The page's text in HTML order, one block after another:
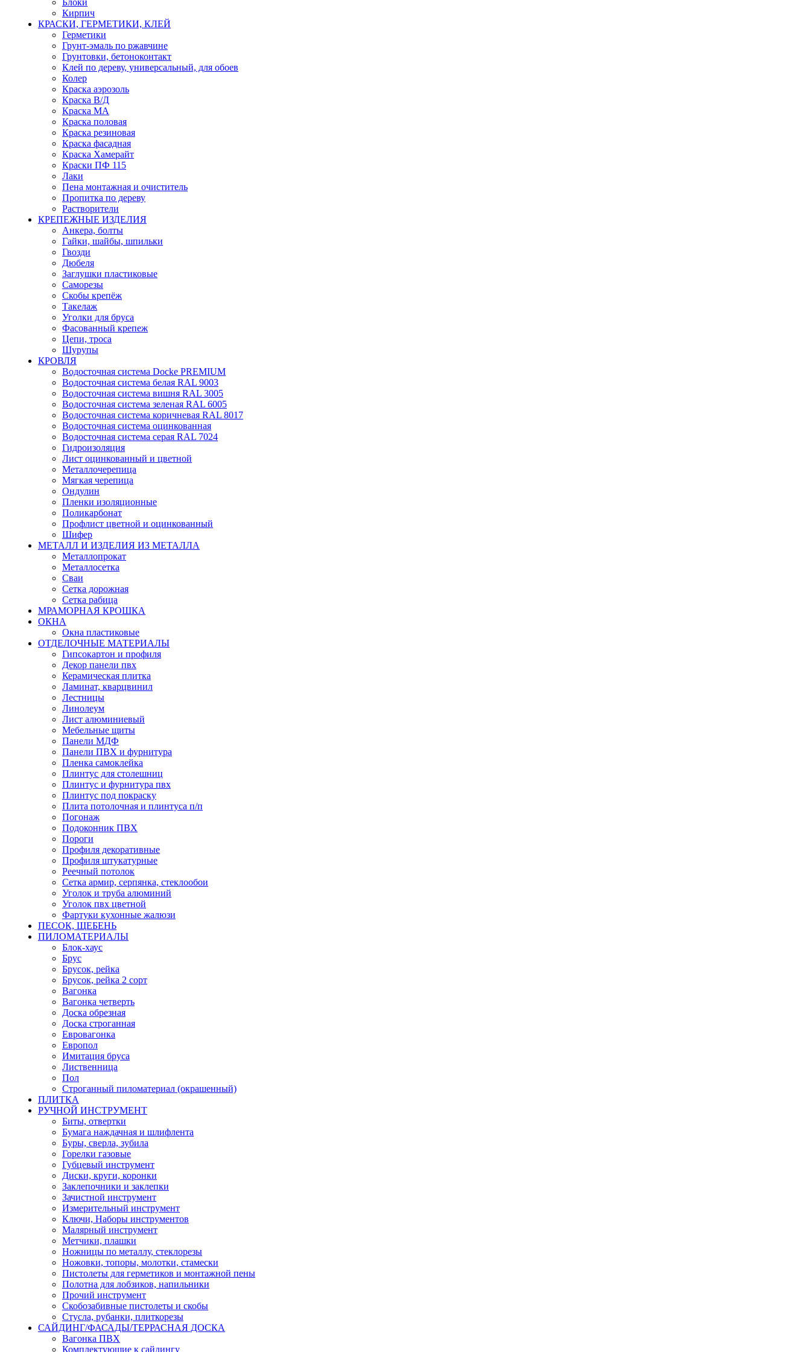
Блоки
Кирпич
КРАСКИ, ГЕРМЕТИКИ, КЛЕЙ
Герметики
Грунт-эмаль по ржавчине
Грунтовки, бетоноконтакт
Клей по дереву, универсальный, для обоев
Колер
Краска аэрозоль
Краска В/Д
Краска МА
Краска половая
Краска резиновая
Краска фасадная
Краска Хамерайт
Краски ПФ 115
Лаки
Пена монтажная и очиститель
Пропитка по дереву
Растворители
КРЕПЕЖНЫЕ ИЗДЕЛИЯ
Анкера, болты
Гайки, шайбы, шпильки
Гвозди
Дюбеля
Заглушки пластиковые
Саморезы
Скобы крепёж
Такелаж
Уголки для бруса
Фасованный крепеж
Цепи, троса
Шурупы
КРОВЛЯ
Водосточная система Docke PREMIUM
Водосточная система белая RAL 9003
Водосточная система вишня RAL 3005
Водосточная система зеленая RAL 6005
Водосточная система коричневая RAL 8017
Водосточная система оцинкованная
Водосточная система серая RAL 7024
Гидроизоляция
Лист оцинкованный и цветной
Металлочерепица
Мягкая черепица
Ондулин
Пленки изоляционные
Поликарбонат
Профлист цветной и оцинкованный
Шифер
МЕТАЛЛ И ИЗДЕЛИЯ ИЗ МЕТАЛЛА
Металлопрокат
Металлосетка
Сваи
Сетка дорожная
Сетка рабица
МРАМОРНАЯ КРОШКА
ОКНА
Окна пластиковые
ОТДЕЛОЧНЫЕ МАТЕРИАЛЫ
Гипсокартон и профиля
Декор панели пвх
Керамическая плитка
Ламинат, кварцвинил
Лестницы
Линолеум
Лист алюминиевый
Мебельные щиты
Панели МДФ
Панели ПВХ и фурнитура
Пленка самоклейка
Плинтус для столешниц
Плинтус и фурнитура пвх
Плинтус под покраску
Плита потолочная и плинтуса п/п
Погонаж
Подоконник ПВХ
Пороги
Профиля декоративные
Профиля штукатурные
Реечный потолок
Сетка армир, серпянка, стеклообои
Уголок и труба алюминий
Уголок пвх цветной
Фартуки кухонные жалюзи
ПЕСОК, ЩЕБЕНЬ
ПИЛОМАТЕРИАЛЫ
Блок-хаус
Брус
Брусок, рейка
Брусок, рейка 2 сорт
Вагонка
Вагонка четверть
Доска обрезная
Доска строганная
Евровагонка
Европол
Имитация бруса
Лиственница
Пол
Строганный пиломатериал (окрашенный)
ПЛИТКА
РУЧНОЙ ИНСТРУМЕНТ
Биты, отвертки
Бумага наждачная и шлифлента
Буры, сверла, зубила
Горелки газовые
Губцевый инструмент
Диски, круги, коронки
Заклепочники и заклепки
Зачистной инструмент
Измерительный инструмент
Ключи, Наборы инструментов
Малярный инструмент
Метчики, плашки
Ножницы по металлу, стеклорезы
Ножовки, топоры, молотки, стамески
Пистолеты для герметиков и монтажной пены
Полотна для лобзиков, напильники
Прочий инструмент
Скобозабивные пистолеты и скобы
Стусла, рубанки, плиткорезы
САЙДИНГ/ФАСАДЫ/ТЕРРАСНАЯ ДОСКА
Вагонка ПВХ
Комплектующие к сайдингу